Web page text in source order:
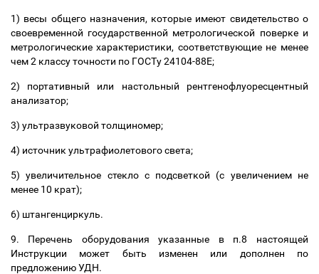
1) весы общего назначения, которые имеют свидетельство о
своевременной государственной метрологической поверке и
метрологические характеристики, соответствующие не менее
чем 2 классу точности по ГОСТу 24104-88Е;
2) портативный или настольный рентгенофлуоресцентный
анализатор;
3) ультразвуковой толщиномер;
4) источник ультрафиолетового света;
5) увеличительное стекло с подсветкой (с увеличением не
менее 10 крат);
6) штангенциркуль.
9. Перечень оборудования указанные в п.8 настоящей
Инструкции может быть изменен или дополнен по
предложению УДН.